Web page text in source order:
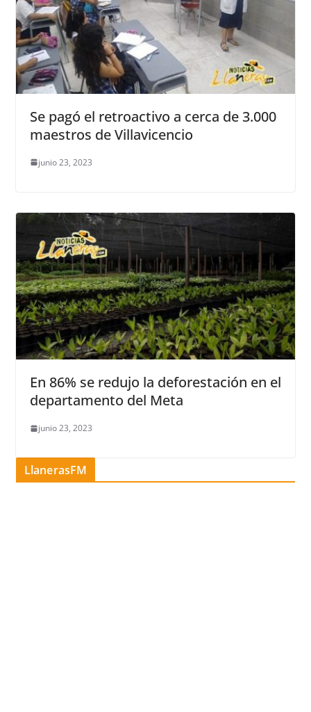
Se pagó el retroactivo a cerca de 3.000
maestros de Villavicencio
junio 23, 2023
En 86% se redujo la deforestación en el
departamento del Meta
junio 23, 2023
LlanerasFM